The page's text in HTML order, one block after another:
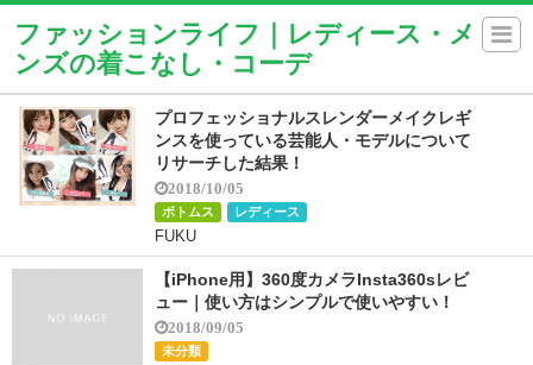
ファッションライフ｜レディース・メ
ンズの着こなし・コーデ
プロフェッショナルスレンダーメイクレギ
ンスを使っている芸能人・モデルについて
リサーチした結果！
2018/10/05
ボトムス レディース
FUKU
【iPhone用】360度カメラInsta360sレビ
ュー｜使い方はシンプルで使いやすい！
2018/09/05
未分類